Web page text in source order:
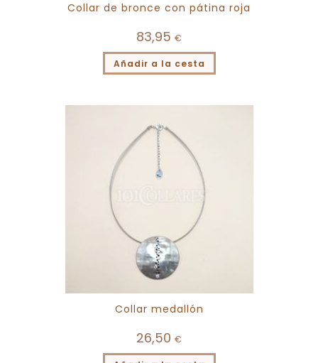
Collar de bronce con pátina roja
83,95 €
Añadir a la cesta
Collar medallón
26,50 €